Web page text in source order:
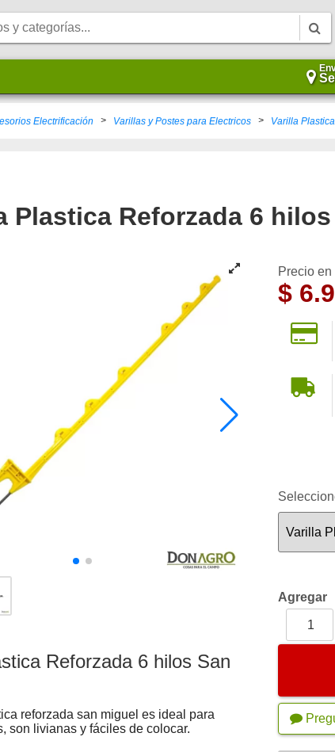
Electrificación > Varillas y Postes para Electricos > Varilla
Plastica Reforzada 6
Reforzada 6 hilos San
reforzada san miguel es ideal para
son livianas y fáciles de colocar.
Precio
$
Agregar